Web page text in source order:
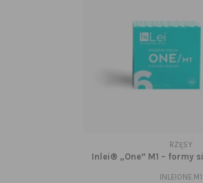
RZĘSY
Inlei® „One” M1 – formy
INLEIONE.M1